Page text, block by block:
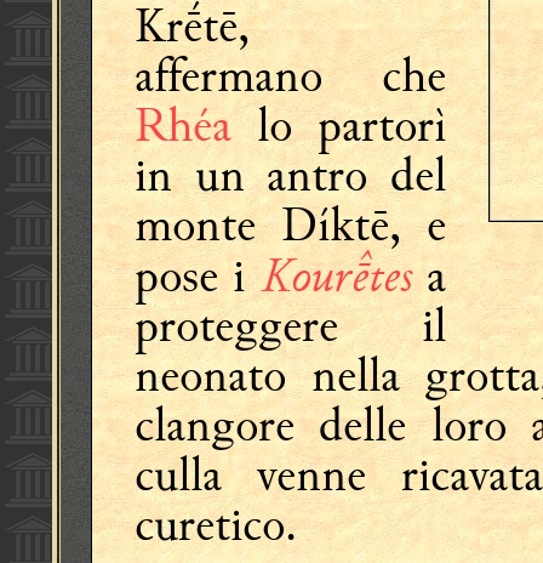
Krḗtē,
affermano che
Rhéalo partorì
in un antro del
monte Díktē, e
pose i Kourtes a
proteggere il
neonato nella
clangore delle loro
culla venne
curetico.